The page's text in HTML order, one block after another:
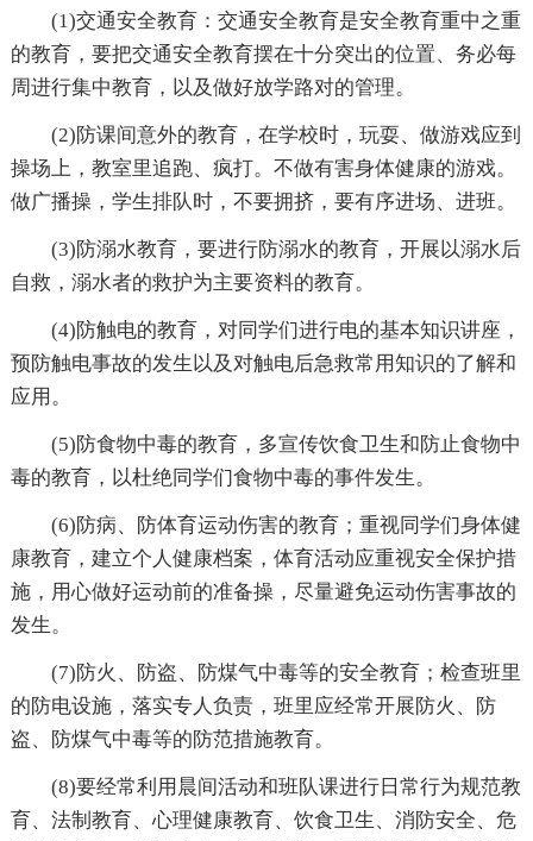
(1)交通安全教育：交通安全教育是安全教育重中之重
的教育，要把交通安全教育摆在十分突出的位置、务必每
周进行集中教育，以及做好放学路对的管理。
(2)防课间意外的教育，在学校时，玩耍、做游戏应到
操场上，教室里追跑、疯打。不做有害身体健康的游戏。
做广播操，学生排队时，不要拥挤，要有序进场、进班。
(3)防溺水教育，要进行防溺水的教育，开展以溺水后
自救，溺水者的救护为主要资料的教育。
(4)防触电的教育，对同学们进行电的基本知识讲座，
预防触电事故的发生以及对触电后急救常用知识的了解和
应用。
(5)防食物中毒的教育，多宣传饮食卫生和防止食物中
毒的教育，以杜绝同学们食物中毒的事件发生。
(6)防病、防体育运动伤害的教育；重视同学们身体健
康教育，建立个人健康档案，体育活动应重视安全保护措
施，用心做好运动前的准备操，尽量避免运动伤害事故的
发生。
(7)防火、防盗、防煤气中毒等的安全教育；检查班里
的防电设施，落实专人负责，班里应经常开展防火、防
盗、防煤气中毒等的防范措施教育。
(8)要经常利用晨间活动和班队课进行日常行为规范教
育、法制教育、心理健康教育、饮食卫生、消防安全、危